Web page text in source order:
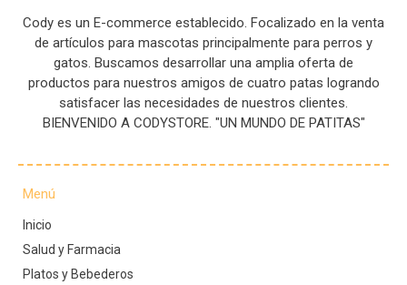
Cody es un E-commerce establecido. Focalizado en la venta
de artículos para mascotas principalmente para perros y
gatos. Buscamos desarrollar una amplia oferta de
productos para nuestros amigos de cuatro patas logrando
satisfacer las necesidades de nuestros clientes.
BIENVENIDO A CODYSTORE. "UN MUNDO DE PATITAS"
Menú
Inicio
Salud y Farmacia
Platos y Bebederos